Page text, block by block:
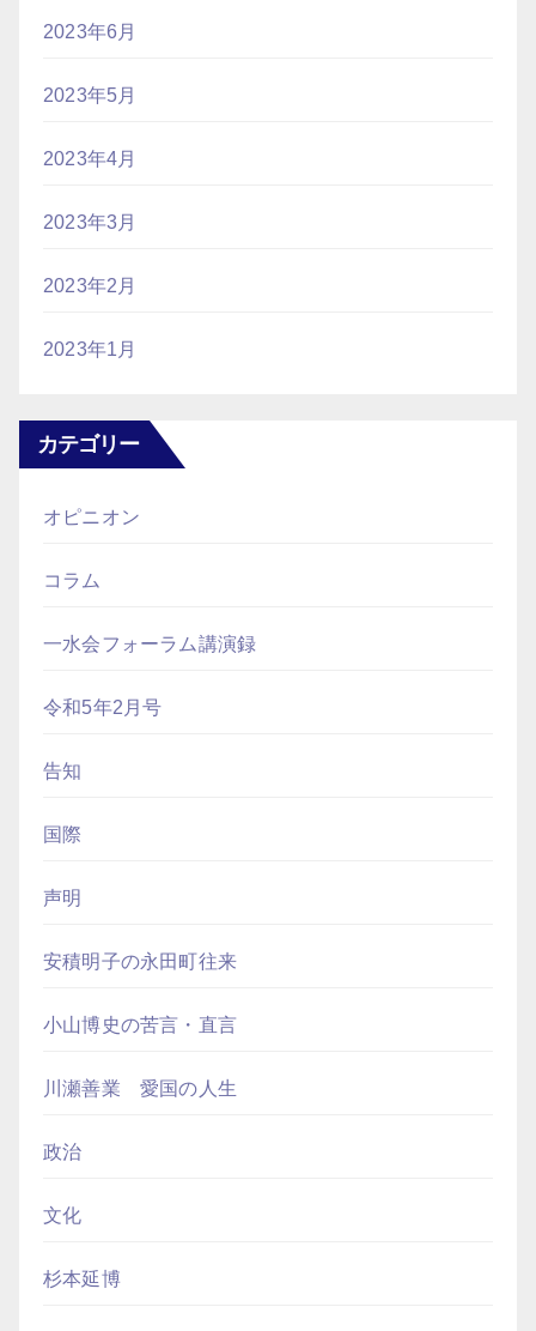
2023年6月
2023年5月
2023年4月
2023年3月
2023年2月
2023年1月
カテゴリー
オピニオン
コラム
一水会フォーラム講演録
令和5年2月号
告知
国際
声明
安積明子の永田町往来
小山博史の苦言・直言
川瀬善業 愛国の人生
政治
文化
杉本延博